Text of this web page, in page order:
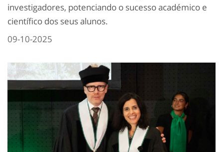
investigadores, potenciando o sucesso académico e
científico dos seus alunos.
09-10-2025